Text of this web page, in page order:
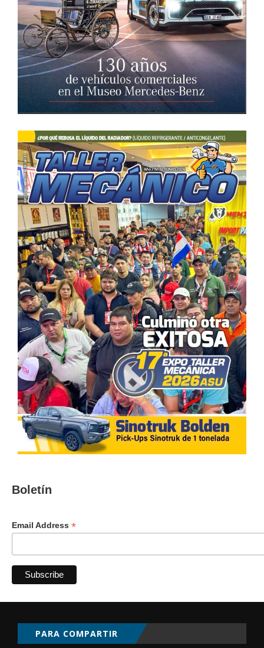
Boletín
Email Address *
PARA COMPARTIR